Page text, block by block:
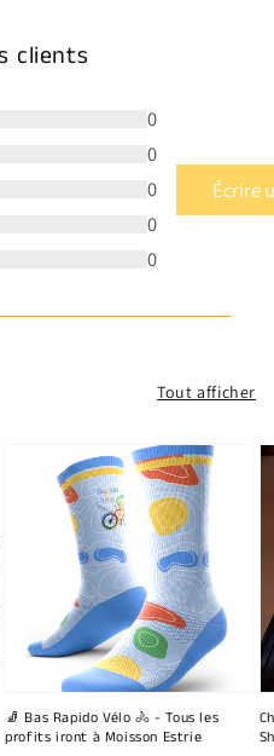
clients
0
0
0
0
0
Écrire
Tout afficher
🧦 Bas Rapido Vélo 🚴 - Tous les
profits iront à Moisson Estrie